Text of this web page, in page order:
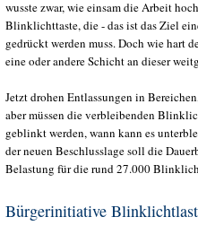
wusste zwar, wie einsam die Arbeit
Blinklichttaste, die - das ist das Ziel
gedrückt werden muss. Doch wie hart
eine oder andere Schicht an dieser
Jetzt drohen Entlassungen in
aber müssen die verbleibenden
geblinkt werden, wann kann es
der neuen Beschlusslage soll die
Belastung für die rund 27.000
Bürgerinitiative Blinklichtlast